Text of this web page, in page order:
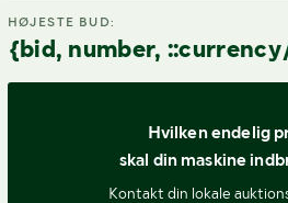
HØJESTE BUD:
{bid, number,
Hvilken endelig
skal din maskine
Kontakt din lokale